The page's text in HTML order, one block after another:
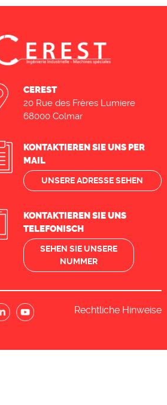
CEREST
20 Rue des Frères Lumiere
68000 Colmar
KONTAKTIEREN SIE UNS PER
MAIL
UNSERE ADRESSE SEHEN
KONTAKTIEREN SIE UNS
TELEFONISCH
SEHEN SIE UNSERE
NUMMER
Rechtliche Hinweise